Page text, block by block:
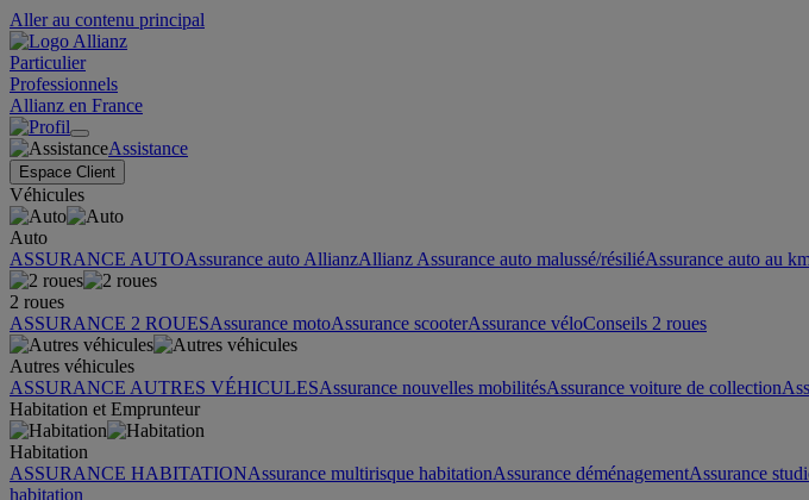
Aller au contenu principal
Particulier
Professionnels
Allianz en France
Assistance
Espace Client
Véhicules
Auto
ASSURANCE AUTOAssurance auto AllianzAllianz Assurance auto malussé/résiliéAssurance auto au
2 roues
ASSURANCE 2 ROUESAssurance motoAssurance scooterAssurance véloConseils 2 roues
Autres véhicules
ASSURANCE AUTRES VÉHICULESAssurance nouvelles mobilitésAssurance voiture de collection
Habitation et Emprunteur
Habitation
ASSURANCE HABITATIONAssurance multirisque habitationAssurance déménagementAssurance
habitation